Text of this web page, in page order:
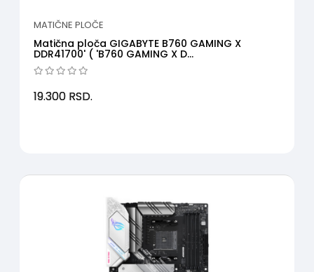
MATIČNE PLOČE
Matična ploča GIGABYTE B760 GAMING X
DDR41700' ( 'B760 GAMING X D...
19.300 RSD.